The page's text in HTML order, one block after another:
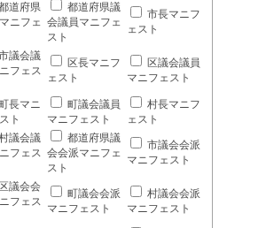
道府県
ニフェ
都道府県議
会議員マニフェ
スト
市長マニフ
ェスト
議会議
フェス
区長マニフ
ェスト
区議会議員
マニフェスト
長マニ
ト
町議会議員
マニフェスト
村長マニフ
ェスト
議会議
フェス
都道府県議
会会派マニフェ
スト
市議会会派
マニフェスト
区議会会
フェス
町議会会派
マニフェスト
村議会会派
マニフェスト